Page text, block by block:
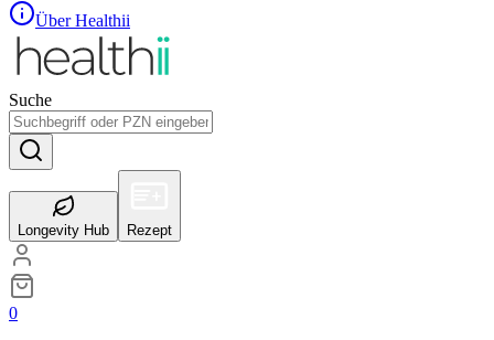
Über Healthii
Suche
Longevity Hub Rezept
0